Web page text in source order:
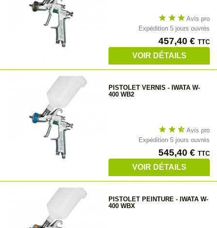
star star star Avis pro
Expédition 5 jours ouvrés
Prix
457,40 € TTC
VOIR DÉTAILS
PISTOLET VERNIS - IWATA W-
400 WB2
star star star_half Avis pro
Expédition 5 jours ouvrés
Prix
545,40 € TTC
VOIR DÉTAILS
PISTOLET PEINTURE - IWATA W-
400 WBX